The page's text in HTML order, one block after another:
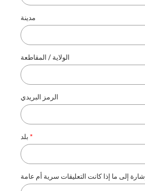
مدينة
الولاية / المقاطعة
الرمز البريدي
بلد
إلى ما إذا كانت التعليقات سرية أم عامة